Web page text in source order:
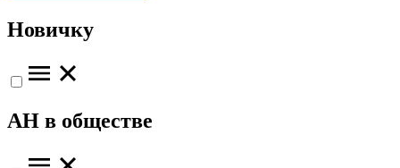
Новичку
АН в обществе